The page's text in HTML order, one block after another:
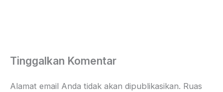
Tinggalkan Komentar
Alamat email Anda tidak akan dipublikasikan. Ruas